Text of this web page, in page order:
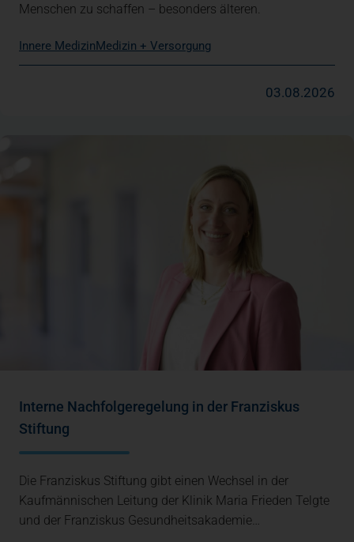
Menschen zu schaffen – besonders älteren.
Innere MedizinMedizin + Versorgung
03.08.2026
Interne Nachfolgeregelung in der Franziskus
Stiftung
Die Franziskus Stiftung gibt einen Wechsel in der
Kaufmännischen Leitung der Klinik Maria Frieden Telgte
und der Franziskus Gesundheitsakademie…